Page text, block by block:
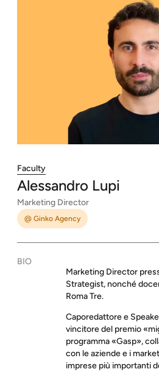
Faculty
Alessandro Lupi
Marketing Director
@ Ginko Agency
BIO
Marketing Director
Strategist, nonché
Roma Tre.
Caporedattore e
vincitore del premio
programma «Gasp»,
con le aziende e i
imprese più importanti